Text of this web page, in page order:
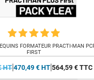
FORMATEUR PRACTI-MAN
FIRST
HT470,49 € HT564,59 € TTC